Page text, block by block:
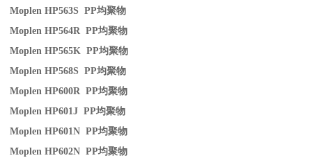
Moplen HP563S PP均聚物
Moplen HP564R PP均聚物
Moplen HP565K PP均聚物
Moplen HP568S PP均聚物
Moplen HP600R PP均聚物
Moplen HP601J PP均聚物
Moplen HP601N PP均聚物
Moplen HP602N PP均聚物